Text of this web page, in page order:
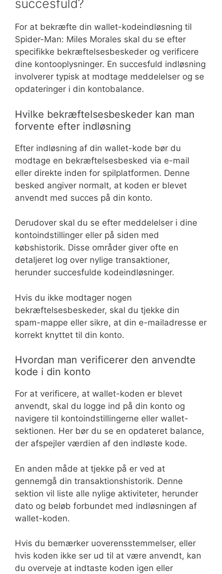
succesfuld?
For at bekræfte din wallet-kodeindløsning til
Spider-Man: Miles Morales skal du se efter
specifikke bekræftelsesbeskeder og verificere
dine kontooplysninger. En succesfuld indløsning
involverer typisk at modtage meddelelser og se
opdateringer i din kontobalance.
Hvilke bekræftelsesbeskeder kan man
forvente efter indløsning
Efter indløsning af din wallet-kode bør du
modtage en bekræftelsesbesked via e-mail
eller direkte inden for spilplatformen. Denne
besked angiver normalt, at koden er blevet
anvendt med succes på din konto.
Derudover skal du se efter meddelelser i dine
kontoindstillinger eller på siden med
købshistorik. Disse områder giver ofte en
detaljeret log over nylige transaktioner,
herunder succesfulde kodeindløsninger.
Hvis du ikke modtager nogen
bekræftelsesbeskeder, skal du tjekke din
spam-mappe eller sikre, at din e-mailadresse er
korrekt knyttet til din konto.
Hvordan man verificerer den anvendte
kode i din konto
For at verificere, at wallet-koden er blevet
anvendt, skal du logge ind på din konto og
navigere til kontoindstillingerne eller wallet-
sektionen. Her bør du se en opdateret balance,
der afspejler værdien af den indløste kode.
En anden måde at tjekke på er ved at
gennemgå din transaktionshistorik. Denne
sektion vil liste alle nylige aktiviteter, herunder
dato og beløb forbundet med indløsningen af
wallet-koden.
Hvis du bemærker uoverensstemmelser, eller
hvis koden ikke ser ud til at være anvendt, kan
du overveje at indtaste koden igen eller